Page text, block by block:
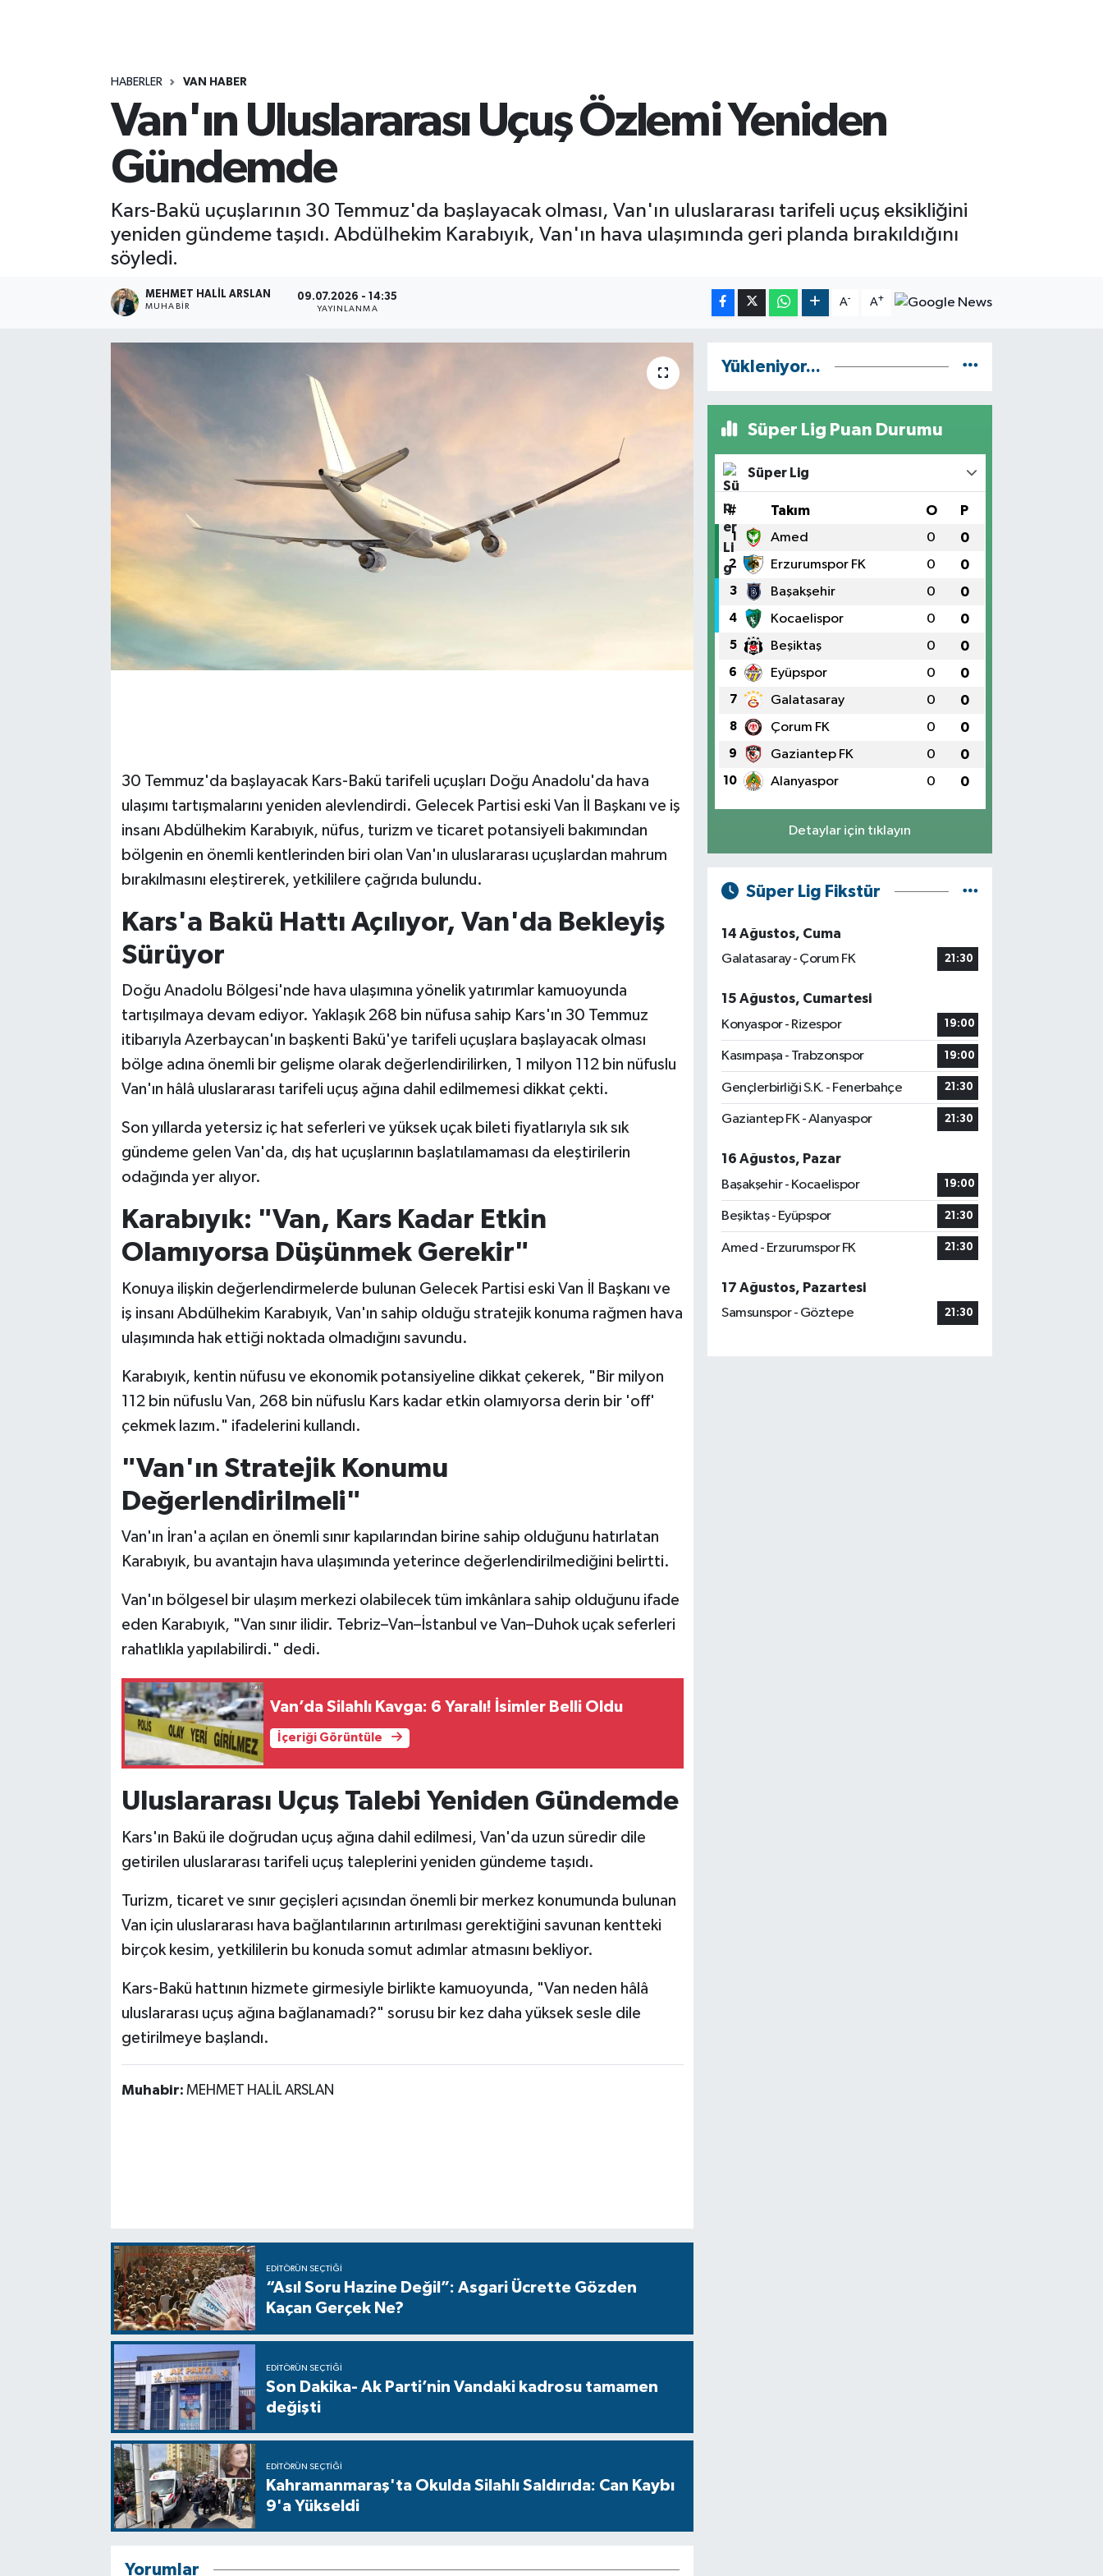
HABERLER VAN HABER
Van'ın Uluslararası Uçuş Özlemi Yeniden
Gündemde
Kars-Bakü uçuşlarının 30 Temmuz'da başlayacak olması, Van'ın uluslararası tarifeli uçuş eksikliğini
yeniden gündeme taşıdı. Abdülhekim Karabıyık, Van'ın hava ulaşımında geri planda bırakıldığını
söyledi.
MEHMET HALIL ARSLAN
MUHABİR
09.07.2026 - 14:35
YAYINLANMA
A- A+
30 Temmuz'da başlayacak Kars-Bakü tarifeli uçuşları Doğu Anadolu'da hava
ulaşımı tartışmalarını yeniden alevlendirdi. Gelecek Partisi eski Van İl Başkanı ve iş
insanı Abdülhekim Karabıyık, nüfus, turizm ve ticaret potansiyeli bakımından
bölgenin en önemli kentlerinden biri olan Van'ın uluslararası uçuşlardan mahrum
bırakılmasını eleştirerek, yetkililere çağrıda bulundu.
Kars'a Bakü Hattı Açılıyor, Van'da Bekleyiş
Sürüyor
Doğu Anadolu Bölgesi'nde hava ulaşımına yönelik yatırımlar kamuoyunda
tartışılmaya devam ediyor. Yaklaşık 268 bin nüfusa sahip Kars'ın 30 Temmuz
itibarıyla Azerbaycan'ın başkenti Bakü'ye tarifeli uçuşlara başlayacak olması
bölge adına önemli bir gelişme olarak değerlendirilirken, 1 milyon 112 bin nüfuslu
Van'ın hâlâ uluslararası tarifeli uçuş ağına dahil edilmemesi dikkat çekti.
Son yıllarda yetersiz iç hat seferleri ve yüksek uçak bileti fiyatlarıyla sık sık
gündeme gelen Van'da, dış hat uçuşlarının başlatılamaması da eleştirilerin
odağında yer alıyor.
Karabıyık: "Van, Kars Kadar Etkin
Olamıyorsa Düşünmek Gerekir"
Konuya ilişkin değerlendirmelerde bulunan Gelecek Partisi eski Van İl Başkanı ve
iş insanı Abdülhekim Karabıyık, Van'ın sahip olduğu stratejik konuma rağmen hava
ulaşımında hak ettiği noktada olmadığını savundu.
Karabıyık, kentin nüfusu ve ekonomik potansiyeline dikkat çekerek, "Bir milyon
112 bin nüfuslu Van, 268 bin nüfuslu Kars kadar etkin olamıyorsa derin bir 'off'
çekmek lazım." ifadelerini kullandı.
"Van'ın Stratejik Konumu
Değerlendirilmeli"
Van'ın İran'a açılan en önemli sınır kapılarından birine sahip olduğunu hatırlatan
Karabıyık, bu avantajın hava ulaşımında yeterince değerlendirilmediğini belirtti.
Van'ın bölgesel bir ulaşım merkezi olabilecek tüm imkânlara sahip olduğunu ifade
eden Karabıyık, "Van sınır ilidir. Tebriz–Van–İstanbul ve Van–Duhok uçak seferleri
rahatlıkla yapılabilirdi." dedi.
Van’da Silahlı Kavga: 6 Yaralı! İsimler Belli Oldu
İçeriği Görüntüle
Uluslararası Uçuş Talebi Yeniden Gündemde
Kars'ın Bakü ile doğrudan uçuş ağına dahil edilmesi, Van'da uzun süredir dile
getirilen uluslararası tarifeli uçuş taleplerini yeniden gündeme taşıdı.
Turizm, ticaret ve sınır geçişleri açısından önemli bir merkez konumunda bulunan
Van için uluslararası hava bağlantılarının artırılması gerektiğini savunan kentteki
birçok kesim, yetkililerin bu konuda somut adımlar atmasını bekliyor.
Kars-Bakü hattının hizmete girmesiyle birlikte kamuoyunda, "Van neden hâlâ
uluslararası uçuş ağına bağlanamadı?" sorusu bir kez daha yüksek sesle dile
getirilmeye başlandı.
Muhabir: MEHMET HALİL ARSLAN
EDITÖRÜN SEÇTIĞI
“Asıl Soru Hazine Değil”: Asgari Ücrette Gözden
Kaçan Gerçek Ne?
EDITÖRÜN SEÇTIĞI
Son Dakika- Ak Parti’nin Vandaki kadrosu tamamen
değişti
EDITÖRÜN SEÇTIĞI
Kahramanmaraş'ta Okulda Silahlı Saldırıda: Can Kaybı
9'a Yükseldi
Yorumlar
Yükleniyor...
Süper Lig Puan Durumu
Süper Lig
# Takım O P
1 Amed 0 0
2 Erzurumspor FK 0 0
3 Başakşehir 0 0
4 Kocaelispor 0 0
5 Beşiktaş 0 0
6 Eyüpspor 0 0
7 Galatasaray 0 0
8 Çorum FK 0 0
9 Gaziantep FK 0 0
10 Alanyaspor 0 0
Detaylar için tıklayın
Süper Lig Fikstür
14 Ağustos, Cuma
Galatasaray - Çorum FK
21:30
15 Ağustos, Cumartesi
Konyaspor - Rizespor
19:00
Kasımpaşa - Trabzonspor 19:00
Gençlerbirliği S.K. - Fenerbahçe 21:30
Gaziantep FK - Alanyaspor 21:30
16 Ağustos, Pazar
Başakşehir - Kocaelispor
19:00
Beşiktaş - Eyüpspor 21:30
Amed - Erzurumspor FK 21:30
17 Ağustos, Pazartesi
Samsunspor - Göztepe
21:30